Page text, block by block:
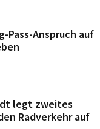
Pass-Anspruch auf
legt zweites
Radverkehr auf